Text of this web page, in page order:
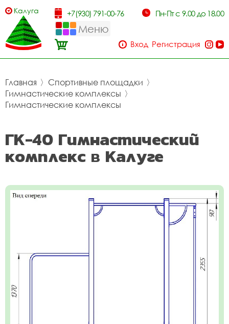
Калуга +7(930) 791-00-76 Пн-Пт с 9.00 до 18.00
Меню
Вход Регистрация
Главная 〉 Спортивные площадки 〉
Гимнастические комплексы 〉
Гимнастические комплексы
ГК-40 Гимнастический
комплекс в Калуге